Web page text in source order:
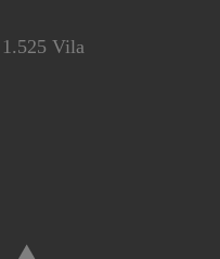
Vila